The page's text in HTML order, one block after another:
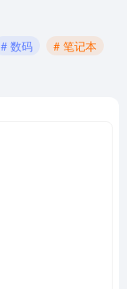
# 数码
# 笔记本